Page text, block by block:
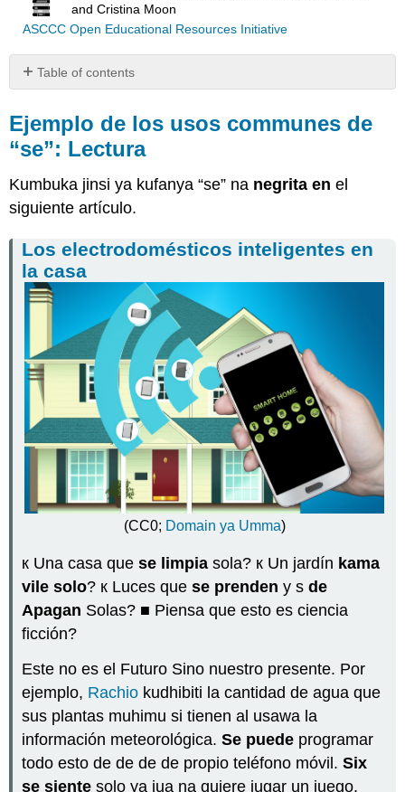
and Cristina Moon
ASCCC Open Educational Resources Initiative
Table of contents
los
usos
de
“se”:
Los
electrodomésticos
inteligentes
casa
Presentación
del
“se”
na
sus
usos
Ver...
¿Cuándo
lo
reflexivo
El
El
“se”
impersonal
“se”
pasivo
El
Ejemplo de los usos communes de
“se”: Lectura
Kumbuka jinsi ya kufanya “se” na negrita en el
siguiente artículo.
Los electrodomésticos inteligentes en
la casa
(CC0; Domain ya Umma)
к Una casa quese limpia sola? к Un jardín kama
vile solo? к Luces quese prenden y sde
Apagan Solas? ■ Piensa que esto es ciencia
ficción?
Este no es el Futuro Sino nuestro presente. Por
ejemplo, Rachio kudhibiti la cantidad de agua que
sus plantas muhimu si tienen al usawa la
información meteorológica.Se puede programar
todo esto de de de de propio teléfono móvil.Six
se siente solo ya jua na quiere jugar un juego,